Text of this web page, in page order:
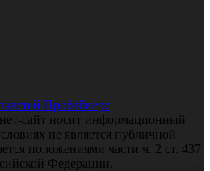
Пробайкерс
сайт носит информационный
не является публичной
положениями части ч. 2 ст. 437
Федерации.